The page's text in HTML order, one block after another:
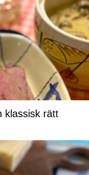
klassisk rätt